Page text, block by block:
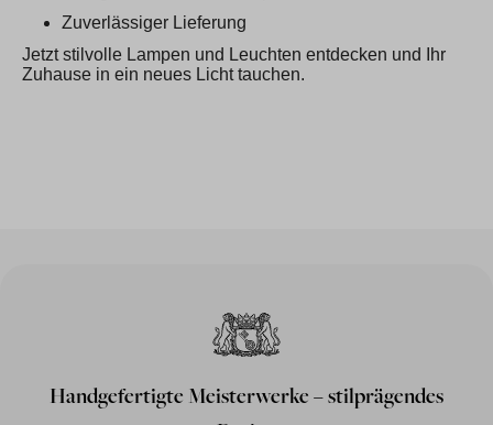
Zuverlässiger Lieferung
Jetzt stilvolle Lampen und Leuchten entdecken und Ihr
Zuhause in ein neues Licht tauchen.
Handgefertigte Meisterwerke – stilprägendes